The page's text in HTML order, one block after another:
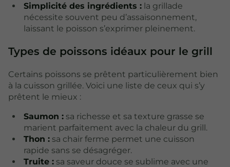
Simplicité des ingrédients :la grillade
nécessite souvent peu d’assaisonnement,
laissant le poisson s’exprimer pleinement.
Types de poissons idéaux pour le grill
Certains poissons se prêtent particulièrement bien
à la cuisson grillée. Voici une liste de ceux qui s’y
prêtent le mieux :
Saumon :sa richesse et sa texture grasse se
marient parfaitement avec la chaleur du grill.
Thon :sa chair ferme permet une cuisson
rapide sans se désagréger.
Truite :sa saveur douce se sublime avec une